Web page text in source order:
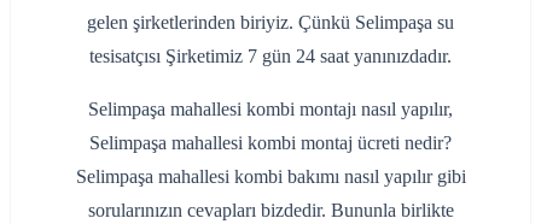
gelen şirketlerinden biriyiz. Çünkü Selimpaşa su
tesisatçısı Şirketimiz 7 gün 24 saat yanınızdadır.
Selimpaşa mahallesi kombi montajı nasıl yapılır,
Selimpaşa mahallesi kombi montaj ücreti nedir?
Selimpaşa mahallesi kombi bakımı nasıl yapılır gibi
sorularınızın cevapları bizdedir. Bununla birlikte